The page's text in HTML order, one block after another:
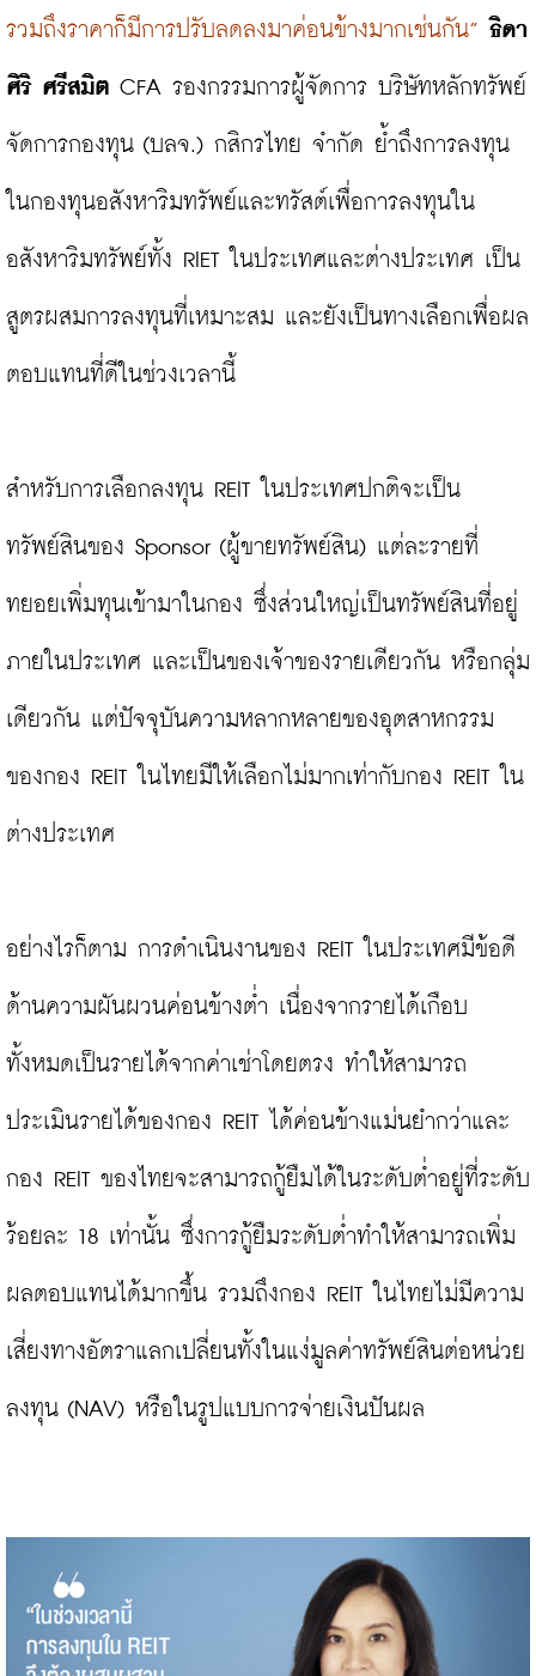
รวมถึงราคาก็มีการปรับลดลงมาค่อนข้างมากเช่นกัน” ธิดา
ศิริ ศรีสมิต CFA รองกรรมการผู้จัดการ บริษัทหลักทรัพย์
จัดการกองทุน (บลจ.) กสิกรไทย จำกัด ย้ำถึงการลงทุน
ในกองทุนอสังหาริมทรัพย์และทรัสต์เพื่อการลงทุนใน
อสังหาริมทรัพย์ทั้ง RIET ในประเทศและต่างประเทศ เป็น
สูตรผสมการลงทุนที่เหมาะสม และยังเป็นทางเลือกเพื่อผล
ตอบแทนที่ดีในช่วงเวลานี้
สำหรับการเลือกลงทุน REIT ในประเทศปกติจะเป็น
ทรัพย์สินของ Sponsor (ผู้ขายทรัพย์สิน) แต่ละรายที่
ทยอยเพิ่มทุนเข้ามาในกอง ซึ่งส่วนใหญ่เป็นทรัพย์สินที่อยู่
ภายในประเทศ และเป็นของเจ้าของรายเดียวกัน หรือกลุ่ม
เดียวกัน แต่ปัจจุบันความหลากหลายของอุตสาหกรรม
ของกอง REIT ในไทยมีให้เลือกไม่มากเท่ากับกอง REIT ใน
ต่างประเทศ
อย่างไรก็ตาม การดำเนินงานของ REIT ในประเทศมีข้อดี
ด้านความผันผวนค่อนข้างต่ำ เนื่องจากรายได้เกือบ
ทั้งหมดเป็นรายได้จากค่าเช่าโดยตรง ทำให้สามารถ
ประเมินรายได้ของกอง REIT ได้ค่อนข้างแม่นยำกว่าและ
กอง REIT ของไทยจะสามารถกู้ยืมได้ในระดับต่ำอยู่ที่ระดับ
ร้อยละ 18 เท่านั้น ซึ่งการกู้ยืมระดับต่ำทำให้สามารถเพิ่ม
ผลตอบแทนได้มากขึ้น รวมถึงกอง REIT ในไทยไม่มีความ
เสี่ยงทางอัตราแลกเปลี่ยนทั้งในแง่มูลค่าทรัพย์สินต่อหน่วย
ลงทุน (NAV) หรือในรูปแบบการจ่ายเงินปันผล